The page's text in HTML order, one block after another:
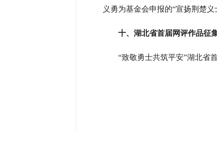
义勇为基金会申报的“宣扬荆楚
十、湖北省首届网评作品征
“致敬勇士共筑平安”湖北省